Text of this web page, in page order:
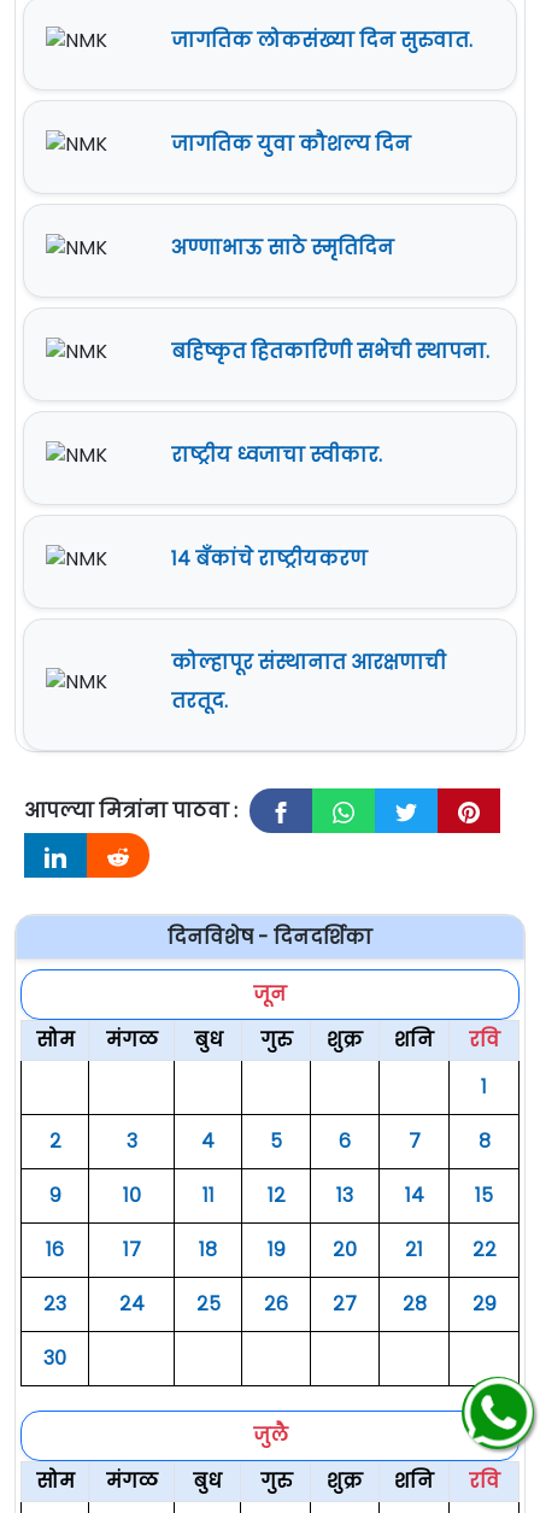
जागतिक लोकसंख्या दिन सुरुवात.
जागतिक युवा कौशल्य दिन
अण्णाभाऊ साठे स्मृतिदिन
बहिष्कृत हितकारिणी सभेची स्थापना.
राष्ट्रीय ध्वजाचा स्वीकार.
१४ बँकांचे राष्ट्रीयकरण
कोल्हापूर संस्थानात आरक्षणाची
तरतूद.
आपल्या मित्रांना पाठवा :
दिनविशेष - दिनदर्शिका
जून
सोम
मंगळ बुध गुरु शुक्र शनि
रवि
१
२
३ ४ ५ ६ ७
८
९
१० ११ १२ १३ १४
१५
१६
१७ १८ १९ २० २१
२२
२३
२४ २५ २६ २७ २८
२९
३०
जुलै
सोम
मंगळ बुध गुरु शुक्र शनि
रवि